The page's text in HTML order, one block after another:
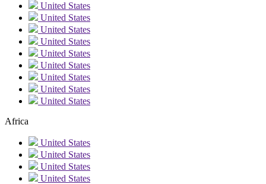
United States
United States
United States
United States
United States
United States
United States
United States
United States
Africa
United States
United States
United States
United States